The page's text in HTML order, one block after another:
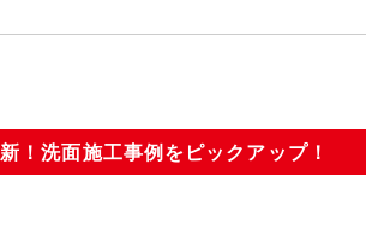
洗面施工事例をピックアップ！